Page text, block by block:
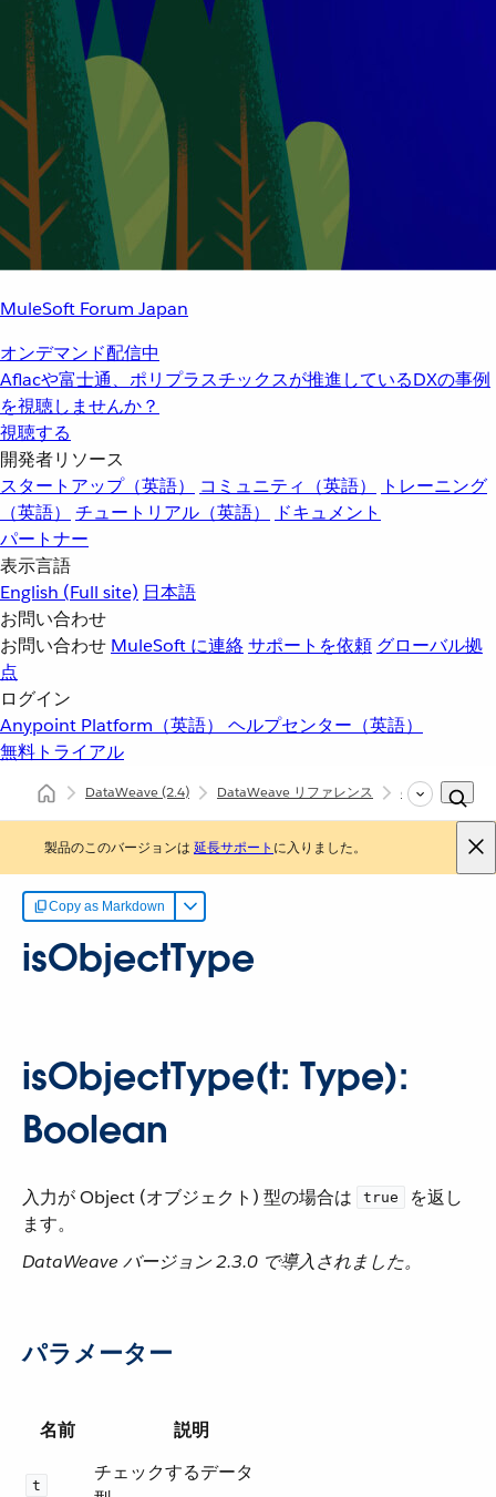
MuleSoft Forum Japan
オンデマンド配信中
Aflacや富士通、ポリプラスチックスが推進しているDXの事例
を視聴しませんか？
視聴する
開発者リソース
スタートアップ（英語）
コミュニティ（英語）
トレーニング
（英語）
チュートリアル（英語）
ドキュメント
パートナー
表示言語
English (Full site) 日本語
お問い合わせ
お問い合わせ MuleSoft に連絡サポートを依頼 グローバル拠
点
ログイン
Anypoint Platform（英語） ヘルプセンター（英語）
無料トライアル
DataWeave(2.4) DataWeave リファレンス dw::core::Types
製品のこのバージョンは 延長サポート に入りました。
Copy as Markdown
isObjectType
isObjectType(t: Type):
Boolean
入力が Object (オブジェクト) 型の場合は ​ true
​ を返し
ます。
DataWeave バージョン 2.3.0 で導入されました。
パラメーター
名前 説明
t
チェックするデータ